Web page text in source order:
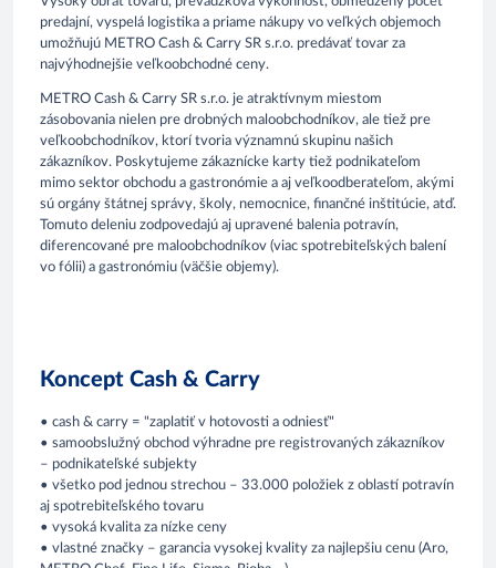
predajní, vyspelá logistika a priame nákupy vo veľkých objemoch
umožňujú METRO Cash & Carry SR s.r.o. predávať tovar za
najvýhodnejšie veľkoobchodné ceny.
METRO Cash & Carry SR s.r.o. je atraktívnym miestom
zásobovania nielen pre drobných maloobchodníkov, ale tiež pre
veľkoobchodníkov, ktorí tvoria významnú skupinu našich
zákazníkov. Poskytujeme zákaznícke karty tiež podnikateľom
mimo sektor obchodu a gastronómie a aj veľkoodberateľom, akými
sú orgány štátnej správy, školy, nemocnice, finančné inštitúcie, atď.
Tomuto deleniu zodpovedajú aj upravené balenia potravín,
diferencované pre maloobchodníkov (viac spotrebiteľských balení
vo fólii) a gastronómiu (väčšie objemy).
Koncept Cash & Carry
• cash & carry = "zaplatiť v hotovosti a odniesť"
• samoobslužný obchod výhradne pre registrovaných zákazníkov
– podnikateľské subjekty
• všetko pod jednou strechou – 33.000 položiek z oblastí potravín
aj spotrebiteľského tovaru
• vysoká kvalita za nízke ceny
• vlastné značky – garancia vysokej kvality za najlepšiu cenu (Aro,